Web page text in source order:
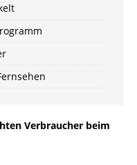
Verbraucher beim